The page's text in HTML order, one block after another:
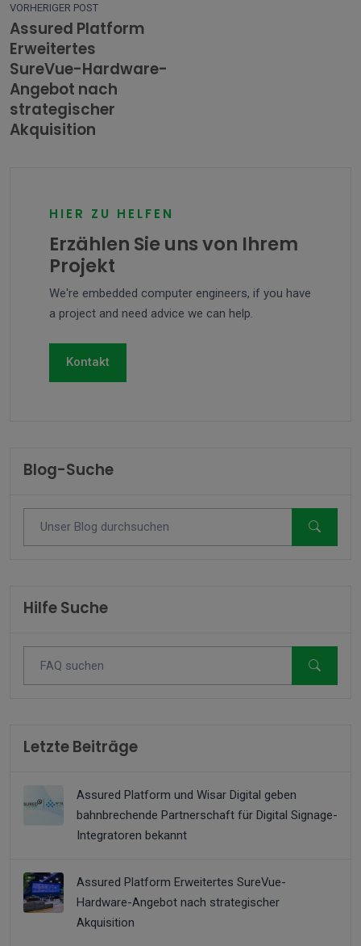
VORHERIGER POST
Assured Platform
Erweitertes
SureVue-Hardware-
Angebot nach
strategischer
Akquisition
HIER ZU HELFEN
Erzählen Sie uns von Ihrem
Projekt
We're embedded computer engineers, if you have
a project and need advice we can help.
Kontakt
Blog-Suche
Hilfe Suche
Letzte Beiträge
Assured Platform und Wisar Digital geben
bahnbrechende Partnerschaft für Digital Signage-
Integratoren bekannt
Assured Platform Erweitertes SureVue-
Hardware-Angebot nach strategischer
Akquisition